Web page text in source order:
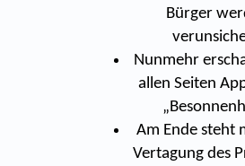
Bürger
Nunmehr
allen Seiten
Am Ende steht
Vertagung des